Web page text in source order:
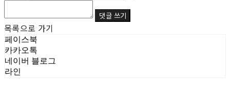
댓글 쓰기
목록으로 가기
페이스북
카카오톡
네이버 블로그
라인